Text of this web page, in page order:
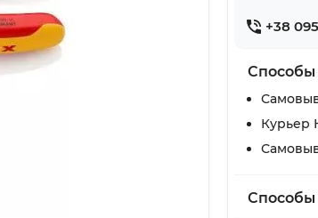
+38
Способы
Курьер
Способы